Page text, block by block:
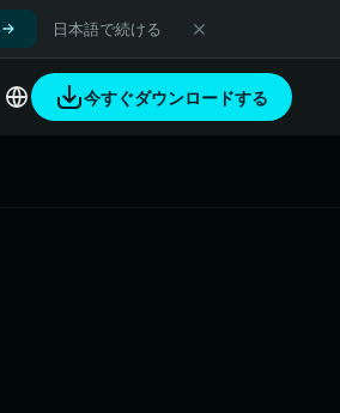
日本語で続ける
今すぐダウンロードする